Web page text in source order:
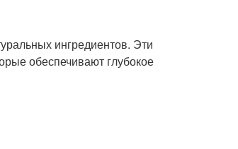
ингредиентов. Эти
обеспечивают глубокое